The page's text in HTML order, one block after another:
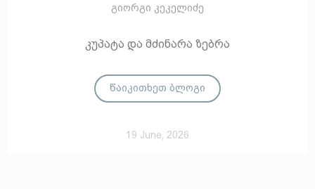
გიორგი კეკელიძე
კუპატა და მძინარა ზებრა
წაიკითხეთ ბლოგი
19 June, 2026